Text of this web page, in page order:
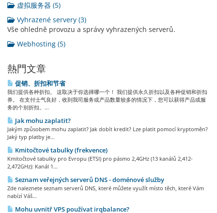
虚拟服务器 (5)
Vyhrazené servery (3)
Vše ohledně provozu a správy vyhrazených serverů.
Webhosting (5)
熱門文章
促销、折扣和节省
我们提供各种折扣。 这取决于你选择哪一个！ 我们提供永久折扣以及各种促销和折扣
券。 在支付士气良好，收到我司服务或产品数量较多的情况下，您可以获得产品或服
务的个别折扣。...
Jak mohu zaplatit?
Jakým způsobem mohu zaplatit? Jak dobít kredit? Lze platit pomocí kryptoměn?
Jaký typ platby je...
Kmitočtové tabulky (frekvence)
Kmitočtové tabulky pro Evropu (ETSI) pro pásmo 2,4GHz (13 kanálů 2,412-
2,472GHz): Kanál 1...
Seznam veřejných serverů DNS - doménové služby
Zde naleznete seznam serverů DNS, které můžete využít místo těch, které Vám
nabízí Váš...
Mohu uvnitř VPS používat irqbalance?